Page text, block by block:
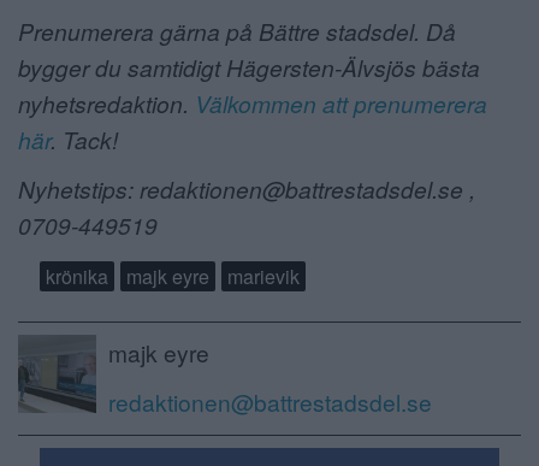
Prenumerera gärna på Bättre stadsdel. Då
bygger du samtidigt Hägersten-Älvsjös bästa
nyhetsredaktion. Välkommen att prenumerera
här. Tack!
Nyhetstips: redaktionen@battrestadsdel.se ,
0709-449519
krönika majk eyre marievik
majk eyre
redaktionen@battrestadsdel.se